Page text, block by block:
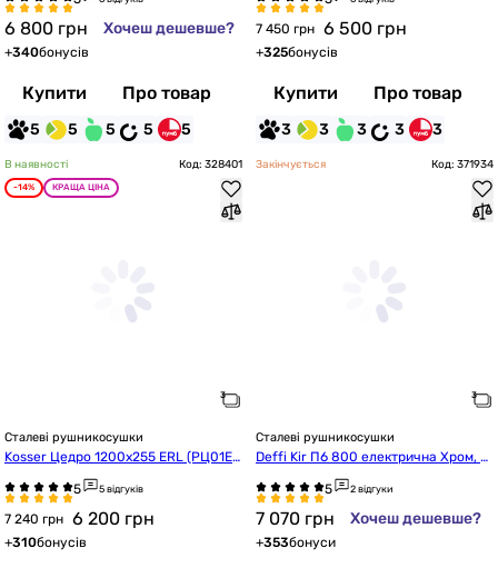
6 800 грн Хочеш дешевше?
+340бонусів
Купити Про товар
5 5 5 5 5
7 450 грн 6 500 грн
+325бонусів
Купити Про товар
3 3 3 3 3
В наявності Код: 328401
-14% КРАЩА ЦІНА
Сталеві рушникосушки
Kosser Цедро 1200х255 ERL (РЦ01ER
5 відгуків
7 240 грн 6 200 грн
+310бонусів
Закінчується Код: 371934
Сталеві рушникосушки
Deffi Kir П6 800 електрична Хром, J
D04 (A.KR.80.6.E.C.U.2)
2 відгуки
7 070 грн Хочеш дешевше?
+353бонуси